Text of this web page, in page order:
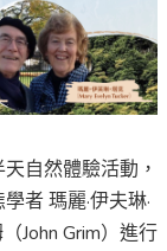
自然體驗活動，
者 瑪麗·伊夫琳·
John Grim）進行